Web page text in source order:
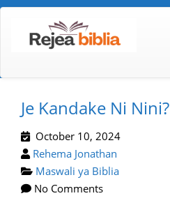
Je Kandake Ni Nini?
October 10, 2024
Rehema Jonathan
Maswali ya Biblia
No Comments